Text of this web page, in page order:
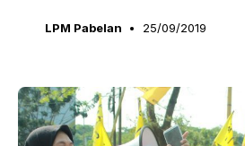
LPM Pabelan 25/09/2019